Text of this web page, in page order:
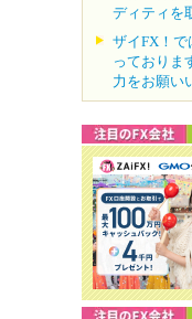
ディティを
ザイFX！で
っておりま
力をお願い